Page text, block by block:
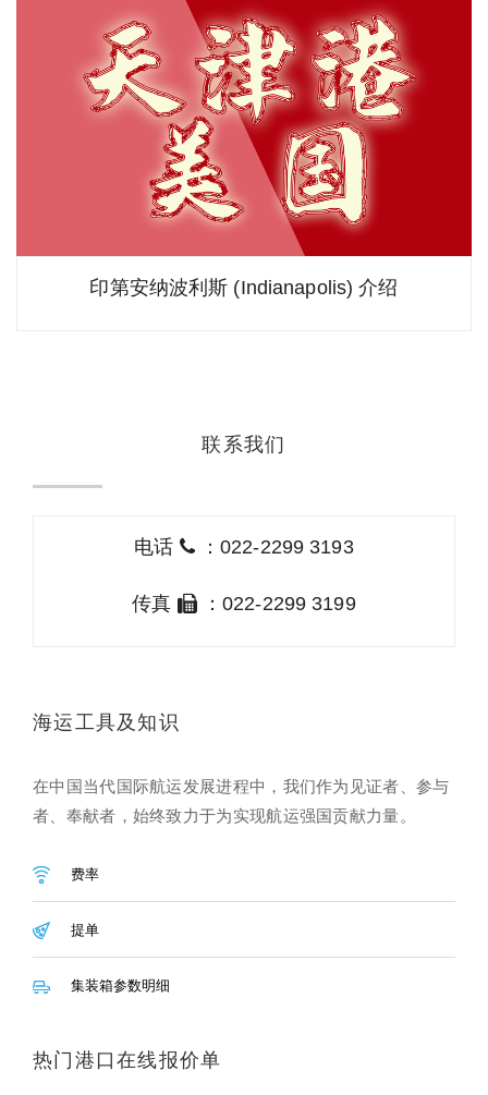
印第安纳波利斯 (Indianapolis) 介绍
联系我们
电话 ：022-2299 3193
传真 ：022-2299 3199
海运工具及知识
在中国当代国际航运发展进程中，我们作为见证者、参与
者、奉献者，始终致力于为实现航运强国贡献力量。
费率
提单
集装箱参数明细
热门港口在线报价单